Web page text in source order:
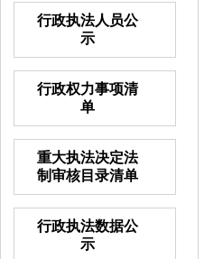
行政执法人员公
示
行政权力事项清
单
重大执法决定法
制审核目录清单
行政执法数据公
示